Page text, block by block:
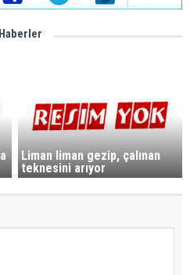
Liman liman gezip, çalınan
teknesini arıyor